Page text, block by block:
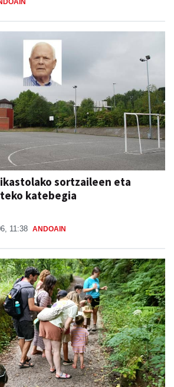
sortzaileen eta
katebegia
11:38 ANDOAIN